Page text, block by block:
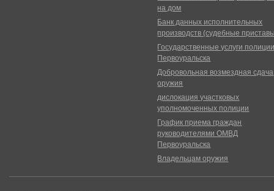
на дом
Банк данных исполнительных
производств (судебные
Государственные услуги
Первоуральска
Добровольная возмездная сдача
оружия
дислокация участковых
уполномоченных полиции
График приема граждан
руководителями ОМВД
Первоуральска
Владельцам оружия